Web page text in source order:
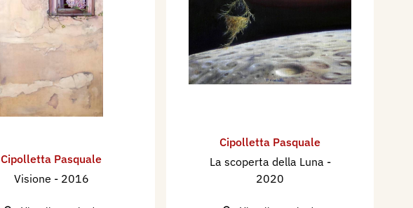
Cipolletta Pasquale
Visione - 2016
Cipolletta Pasquale
La scoperta della Luna -
2020